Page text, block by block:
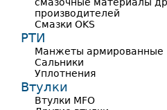
производителей
Смазки OKS
РТИ
Манжеты армированные
Сальники
Уплотнения
Втулки
Втулки MFO